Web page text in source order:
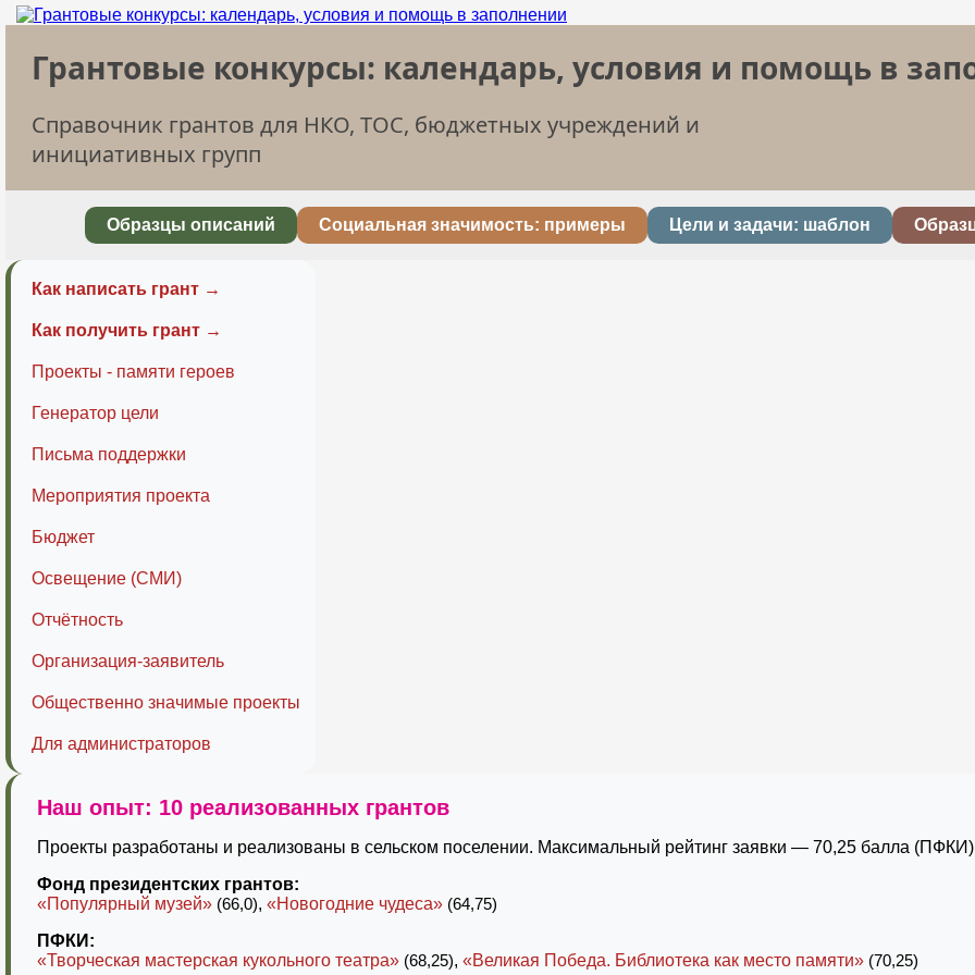
Грантовые конкурсы: календарь, условия и помощь в
Справочник грантов для НКО, ТОС, бюджетных учреждений и
инициативных групп
Образцы описаний Социальная значимость: примеры Цели и задачи: шаблон
Как написать грант →
Как получить грант →
Проекты - памяти героев
Генератор цели
Письма поддержки
Мероприятия проекта
Бюджет
Освещение (СМИ)
Отчётность
Организация-заявитель
Общественно значимые проекты
Для администраторов
Наш опыт: 10 реализованных грантов
Проекты разработаны и реализованы в сельском поселении. Максимальный рейтинг заявки — 70,25 балла
Фонд президентских грантов:
«Популярный музей» (66,0), «Новогодние чудеса» (64,75)
ПФКИ:
«Творческая мастерская кукольного театра» (68,25), «Великая Победа. Библиотека как место памяти» (70,25)